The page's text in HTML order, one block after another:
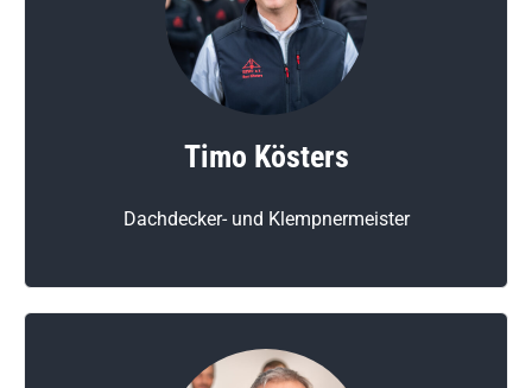
Timo Kösters
Dachdecker- und Klempnermeister